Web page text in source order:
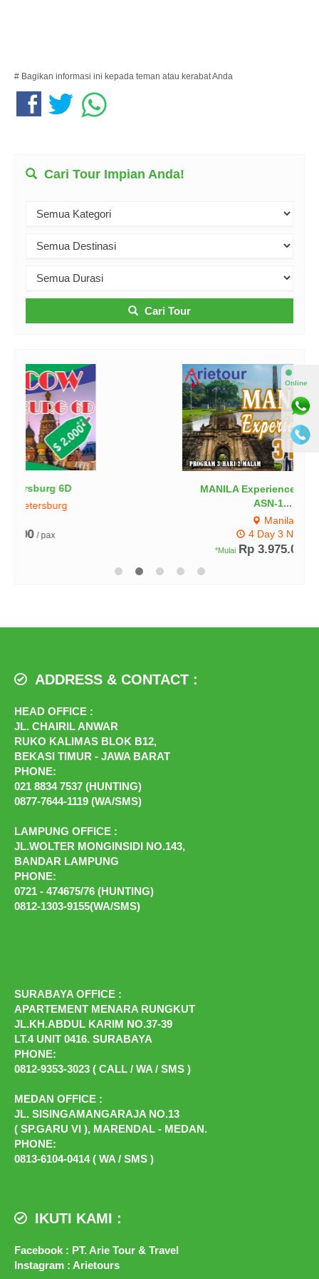
# Bagikan informasi ini kepada teman atau kerabat Anda
Cari Tour Impian Anda!
Cari Tour
MANILA Experience 3Day (LA-
/ pax
HEAD OFFICE :
JL. CHAIRIL ANWAR
RUKO KALIMAS BLOK B12,
BEKASI TIMUR - JAWA BARAT
PHONE:
021 8834 7537 (HUNTING)
LAMPUNG OFFICE :
JL.WOLTER MONGINSIDI NO.143,
BANDAR LAMPUNG
PHONE:
0721 - 474675/76 (HUNTING)
SURABAYA OFFICE :
APARTEMENT MENARA RUNGKUT
JL.KH.ABDUL KARIM NO.37-39
LT.4 UNIT 0416. SURABAYA
PHONE:
MEDAN OFFICE :
JL. SISINGAMANGARAJA NO.13
( SP.GARU VI ), MARENDAL - MEDAN.
PHONE:
Facebook : PT. Arie Tour & Travel
⚫
Online